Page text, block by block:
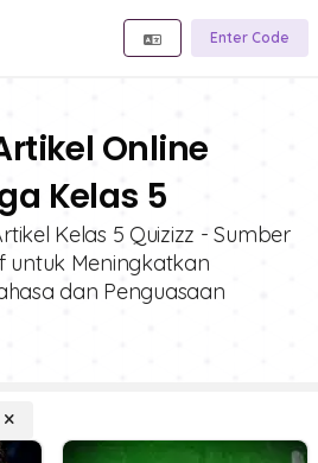
Enter Code
Online
Kelas 5
Kelas 5 Quizizz - Sumber
untuk Meningkatkan
dan Penguasaan